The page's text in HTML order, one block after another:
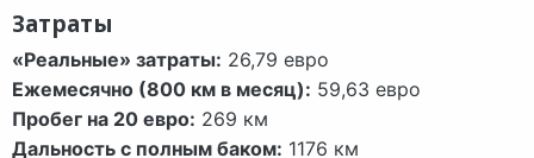
Затраты
«Реальные» затраты: 26,79 евро
Ежемесячно (800 км в месяц): 59,63 евро
Пробег на 20 евро: 269 км
Дальность с полным баком: 1176 км